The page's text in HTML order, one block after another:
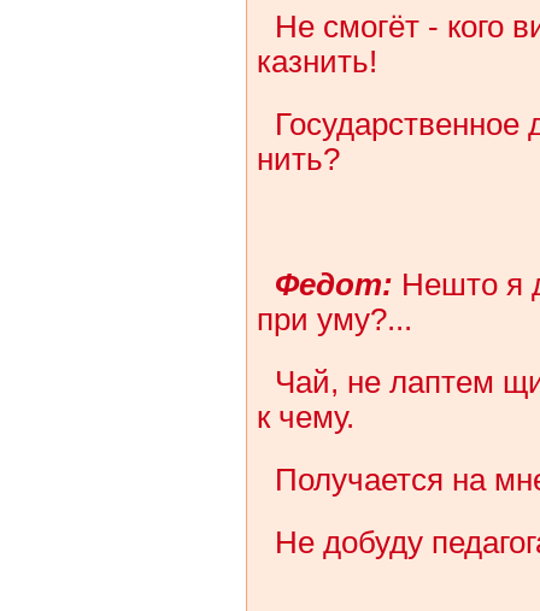
Не смогёт - кого
казнить!
нить?
Федот: Нешто я
при уму?...
Чай, не лаптем
к чему.
Получается на
Не добуду